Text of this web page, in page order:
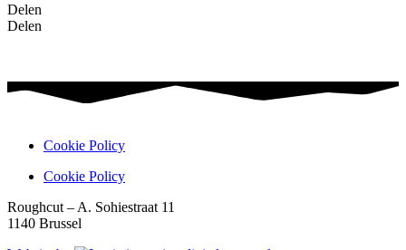
Delen
Delen
Cookie Policy
Cookie Policy
Roughcut – A. Sohiestraat 11
1140 Brussel